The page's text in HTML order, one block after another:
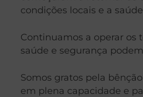
condições locais e a
Continuamos a operar os
saúde e segurança
Somos gratos pela
em plena capacidade e